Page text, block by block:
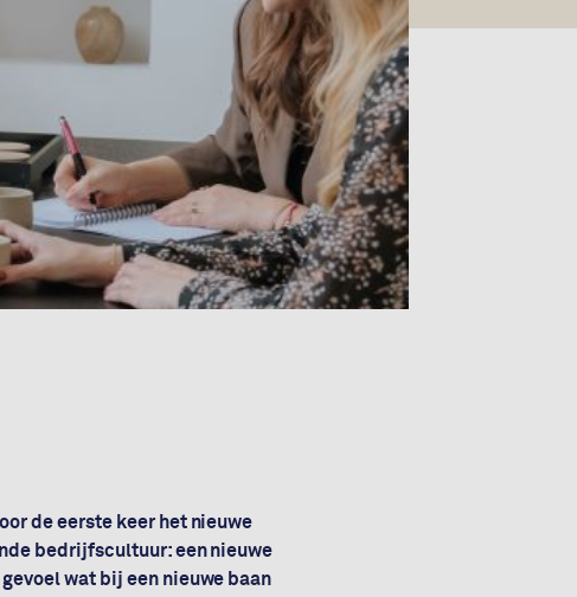
de eerste keer het nieuwe
bedrijfscultuur: een nieuwe
wat bij een nieuwe baan